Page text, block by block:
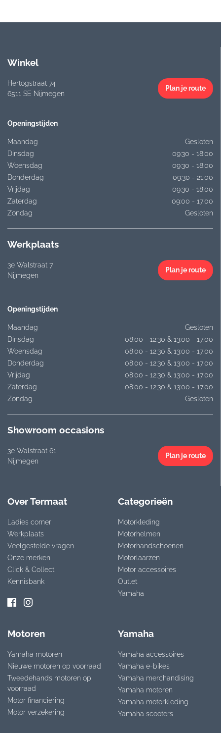
Winkel
Hertogstraat 74
6511 SE Nijmegen
Plan je route
Openingstijden
Maandag
Gesloten
Dinsdag
09:30 - 18:00
Woensdag
09:30 - 18:00
Donderdag
09:30 - 21:00
Vrijdag
09:30 - 18:00
Zaterdag
09:00 - 17:00
Zondag
Gesloten
Werkplaats
3e Walstraat 7
Nijmegen
Plan je route
Openingstijden
Maandag
Gesloten
Dinsdag
08:00 - 12:30 & 13:00 - 17:00
Woensdag
08:00 - 12:30 & 13:00 - 17:00
Donderdag
08:00 - 12:30 & 13:00 - 17:00
Vrijdag
08:00 - 12:30 & 13:00 - 17:00
Zaterdag
08:00 - 12:30 & 13:00 - 17:00
Zondag
Gesloten
Showroom occasions
3e Walstraat 61
Nijmegen
Plan je route
Over Termaat
Ladies corner
Werkplaats
Veelgestelde vragen
Onze merken
Click & Collect
Kennisbank
Categorieën
Motorkleding
Motorhelmen
Motorhandschoenen
Motorlaarzen
Motor accessoires
Outlet
Yamaha
Motoren
Yamaha motoren
Nieuwe motoren op voorraad
Tweedehands motoren op
voorraad
Motor financiering
Motor verzekering
Yamaha
Yamaha accessoires
Yamaha e-bikes
Yamaha merchandising
Yamaha motoren
Yamaha motorkleding
Yamaha scooters